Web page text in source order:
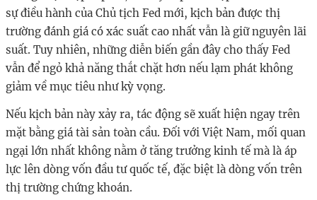
sự điều hành của Chủ tịch Fed mới, kịch bản được thị
trường đánh giá có xác suất cao nhất vẫn là giữ nguyên lãi
suất. Tuy nhiên, những diễn biến gần đây cho thấy Fed
vẫn để ngỏ khả năng thắt chặt hơn nếu lạm phát không
giảm về mục tiêu như kỳ vọng.
Nếu kịch bản này xảy ra, tác động sẽ xuất hiện ngay trên
mặt bằng giá tài sản toàn cầu. Đối với Việt Nam, mối quan
ngại lớn nhất không nằm ở tăng trưởng kinh tế mà là áp
lực lên dòng vốn đầu tư quốc tế, đặc biệt là dòng vốn trên
thị trường chứng khoán.